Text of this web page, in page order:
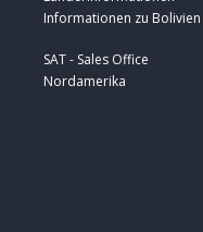
Informationen zu Bolivien
SAT - Sales Office
Nordamerika